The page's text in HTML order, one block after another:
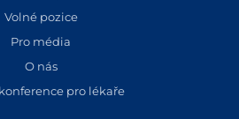
Volné pozice
Pro média
O nás
pro lékaře